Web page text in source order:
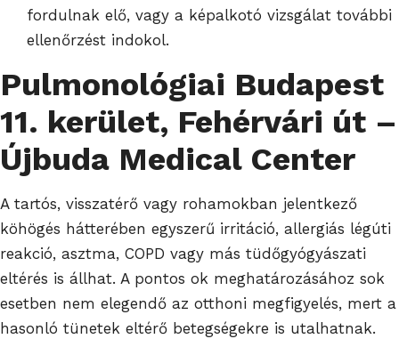
fordulnak elő, vagy a képalkotó vizsgálat további
ellenőrzést indokol.
Pulmonológiai Budapest
11. kerület, Fehérvári út –
Újbuda Medical Center
A tartós, visszatérő vagy rohamokban jelentkező
köhögés hátterében egyszerű irritáció, allergiás légúti
reakció, asztma, COPD vagy más tüdőgyógyászati
eltérés is állhat. A pontos ok meghatározásához sok
esetben nem elegendő az otthoni megfigyelés, mert a
hasonló tünetek eltérő betegségekre is utalhatnak.